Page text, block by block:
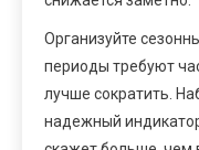
Организуйте
периоды требуют
лучше сократить.
надежный